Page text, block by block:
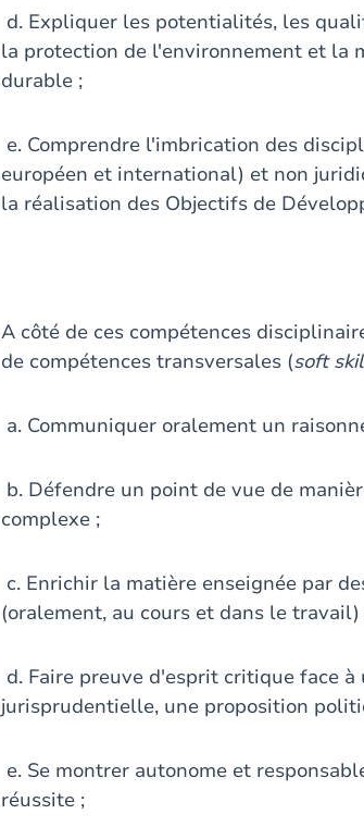
d. Expliquer les potentialités, les
la protection de l'environnement et la
durable ;
e. Comprendre l'imbrication des
européen et international) et non
la réalisation des Objectifs de
A côté de ces compétences
de compétences transversales (soft
a. Communiquer oralement un
b. Défendre un point de vue de
complexe ;
c. Enrichir la matière enseignée par
(oralement, au cours et dans le travail)
d. Faire preuve d'esprit critique face
jurisprudentielle, une proposition
e. Se montrer autonome et
réussite ;